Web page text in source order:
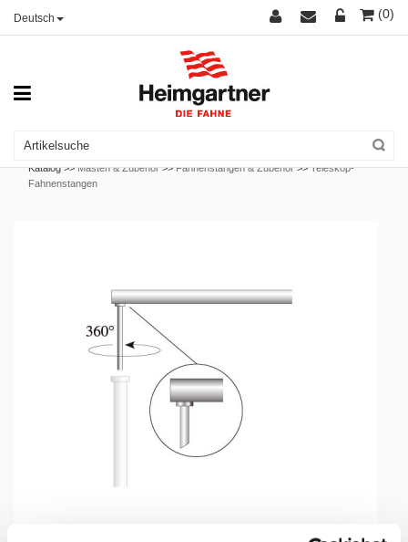
Deutsch (0)
Katalog >>Masten & Zubehör >>Fahnenstangen & Zubehör>>Teleskop-
Fahnenstangen